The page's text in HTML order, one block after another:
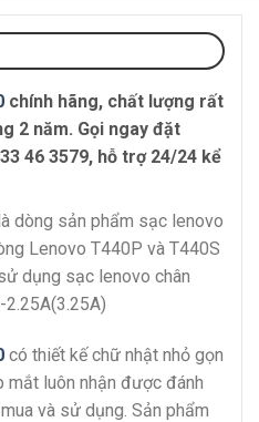
chính hãng, chất lượng rất
2 năm. Gọi ngay đặt
46 3579, hỗ trợ 24/24 kể
dòng sản phẩm sạc lenovo
Lenovo T440P và T440S
dụng sạc lenovo chân
2.25A(3.25A)
có thiết kế chữ nhật nhỏ gọn
luôn nhận được đánh
và sử dụng. Sản phẩm